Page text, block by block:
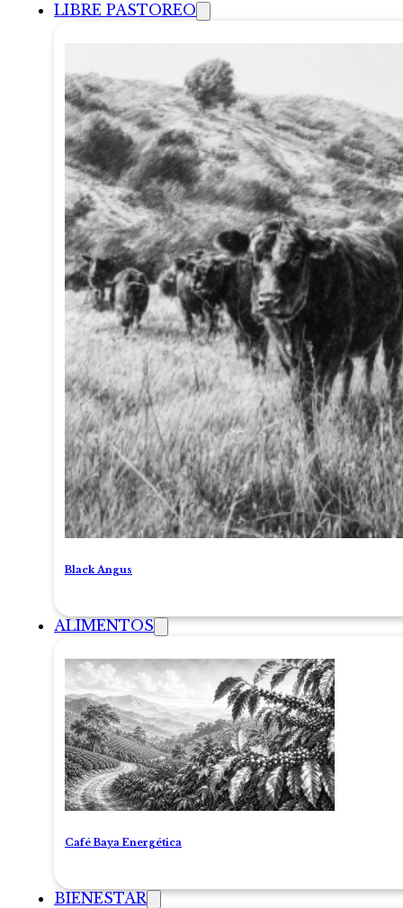
LIBRE PASTOREO
Black Angus
ALIMENTOS
Café Baya Energética
BIENESTAR